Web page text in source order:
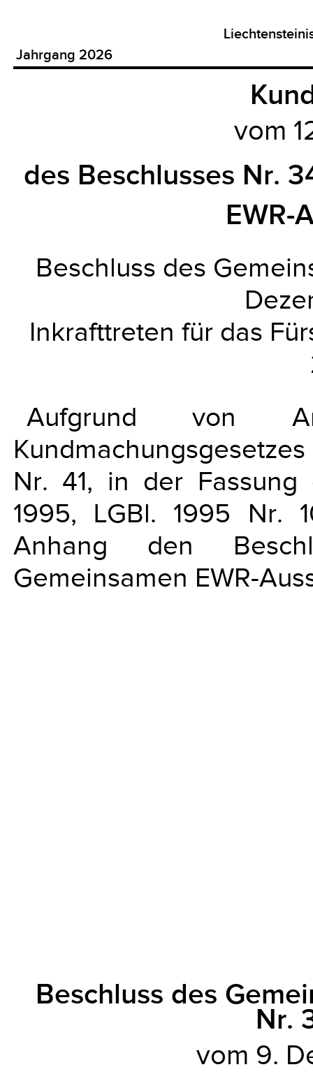
Jahrgang 2026
vom
des Beschlusses Nr.
EWR-
Beschluss des
Inkrafttreten für das
Aufgrund
Nr. 41, in der
1995, LGBl. 1995 Nr.
Anhang den
Gemeinsamen EWR-
Beschluss des
Nr.
vom 9.